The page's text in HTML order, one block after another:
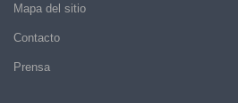
Mapa del sitio
Contacto
Prensa